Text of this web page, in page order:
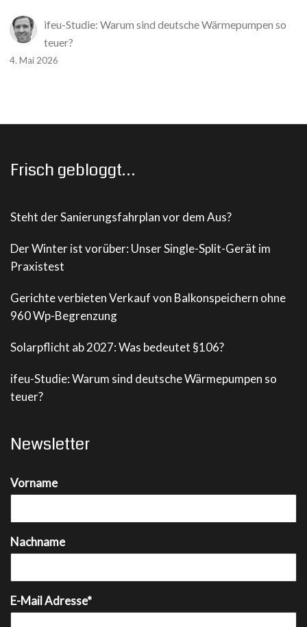
ifeu-Studie: Warum sind deutsche Wärmepumpen so
teuer?
4. Mai 2026
Frisch gebloggt…
Steht der Sanierungsfahrplan vor dem Aus?
Der Winter ist vorüber: Unser Single-Split-Gerät im
Praxistest
Gerichte verbieten Verkauf von Balkonspeichern ohne
960 Wp-Begrenzung
Solarpflicht ab 2027: Was bedeutet §106?
ifeu-Studie: Warum sind deutsche Wärmepumpen so
teuer?
Newsletter
Vorname
Nachname
E-Mail Adresse*